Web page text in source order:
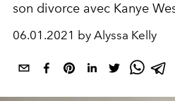
son divorce avec Kanye
06.01.2021 by Alyssa Kelly